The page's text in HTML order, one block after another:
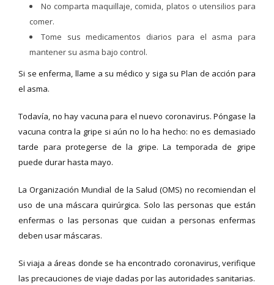
No comparta maquillaje, comida, platos o utensilios para
comer.
Tome sus medicamentos diarios para el asma para
mantener su asma bajo control.
Si se enferma, llame a su médico y siga su Plan de acción para
el asma.
Todavía, no hay vacuna para el nuevo coronavirus. Póngase la
vacuna contra la gripe si aún no lo ha hecho: no es demasiado
tarde para protegerse de la gripe. La temporada de gripe
puede durar hasta mayo.
La Organización Mundial de la Salud (OMS) no recomiendan el
uso de una máscara quirúrgica. Solo las personas que están
enfermas o las personas que cuidan a personas enfermas
deben usar máscaras.
Si viaja a áreas donde se ha encontrado coronavirus, verifique
las precauciones de viaje dadas por las autoridades sanitarias.